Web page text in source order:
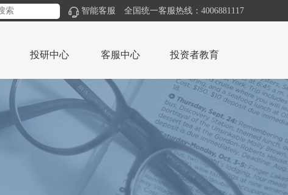
智能客服 全国统一客服热线：4006881117
投研中心 客服中心 投资者教育